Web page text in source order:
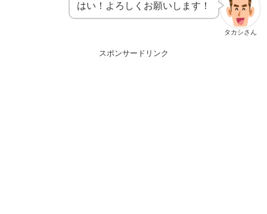
タカシさん
はい！よろしくお願いします！
スポンサードリンク